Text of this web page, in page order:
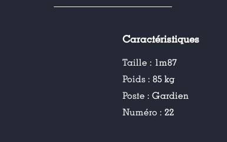
Caractéristiques
Taille : 1m87
Poids :85 kg
Poste :Gardien
Numéro :22